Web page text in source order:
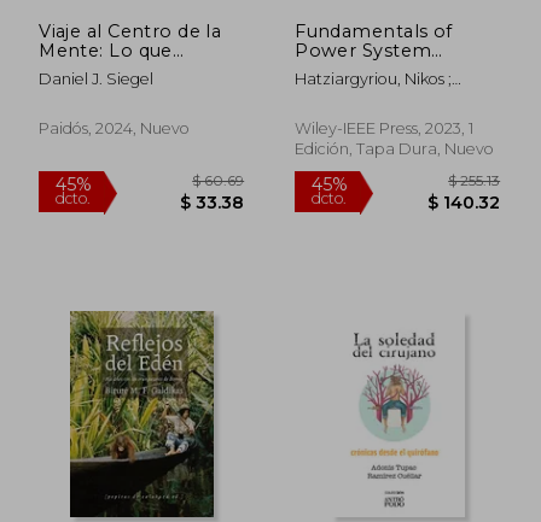
Viaje al Centro de la
Mente: Lo que
Significa ser Humano
Daniel J. Siegel
Paidós, 2024, Nuevo
Fundamentals of
Power System
Resilience:
Disruptions by
Inglés)
Hatziargyriou, Nikos ;
Mancarella, Pierluigi
Wiley-IEEE Press, 2023, 1
Edición, Tapa Dura, Nuevo